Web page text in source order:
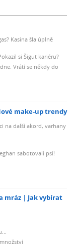
Kasina šla úplně
si Šigut kariéru?
Vrátí se někdy do
make-up trendy
na další akord, varhany
sabotovali psi!
mráz
Jak vybírat